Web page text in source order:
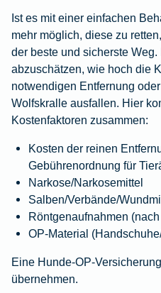
Ist es mit einer einfachen
mehr möglich, diese zu
der beste und sicherste
abzuschätzen, wie hoch die
notwendigen Entfernung
Wolfskralle ausfallen. Hier
Kostenfaktoren zusammen:
Kosten der reinen
Gebührenordnung für
Narkose/Narkosemittel
Salben/Verbände/
Röntgenaufnahmen
OP-Material
Eine Hunde-OP-Versicherung
übernehmen.